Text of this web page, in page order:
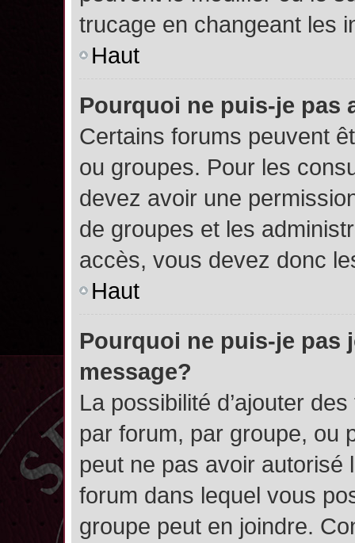
trucage en changeant les
Haut
Pourquoi ne puis-je pas
Certains forums peuvent
ou groupes. Pour les
devez avoir une
de groupes et les
accès, vous devez donc
Haut
Pourquoi ne puis-je pas
message?
La possibilité d’ajouter
par forum, par groupe, ou
peut ne pas avoir autorisé
forum dans lequel vous
groupe peut en joindre.